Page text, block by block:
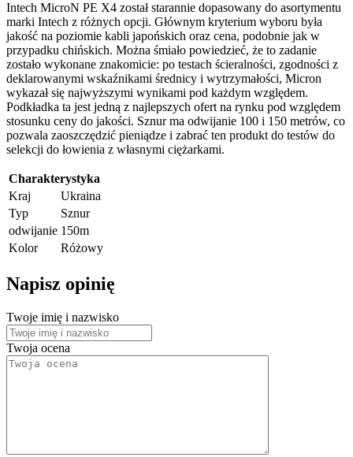
Intech MicroN PE X4 został starannie dopasowany do asortymentu
marki Intech z różnych opcji. Głównym kryterium wyboru była
jakość na poziomie kabli japońskich oraz cena, podobnie jak w
przypadku chińskich. Można śmiało powiedzieć, że to zadanie
zostało wykonane znakomicie: po testach ścieralności, zgodności z
deklarowanymi wskaźnikami średnicy i wytrzymałości, Micron
wykazał się najwyższymi wynikami pod każdym względem.
Podkładka ta jest jedną z najlepszych ofert na rynku pod względem
stosunku ceny do jakości. Sznur ma odwijanie 100 i 150 metrów, co
pozwala zaoszczędzić pieniądze i zabrać ten produkt do testów do
selekcji do łowienia z własnymi ciężarkami.
Charakterystyka
Kraj
Ukraina
Typ
Sznur
odwijanie 150m
Kolor
Różowy
Napisz opinię
Twoje imię i nazwisko
Twoja ocena